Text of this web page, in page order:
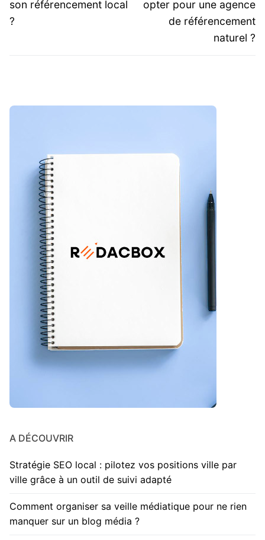
son référencement local
?
opter pour une agence
de référencement
naturel ?
A DÉCOUVRIR
Stratégie SEO local : pilotez vos positions ville par
ville grâce à un outil de suivi adapté
Comment organiser sa veille médiatique pour ne rien
manquer sur un blog média ?